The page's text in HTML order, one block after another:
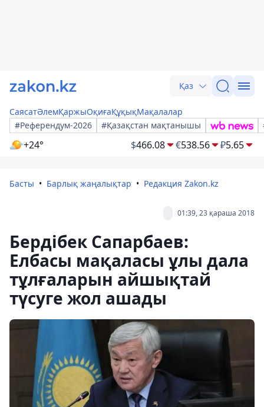
Қаз
СаясатӘлемҚаржыОқиғаҚұқықМақалалар
#Референдум-2026
#Қазақстан мақтанышы
+24° $466.08 €538.56 ₽5.65
Басты Барлық жаңалықтар Редакция Zakon.kz
01:39, 23 қараша 2018
Бердібек Сапарбаев:
Елбасы мақаласы ұлы дала
тұлғаларын айшықтай
түсуге жол ашады